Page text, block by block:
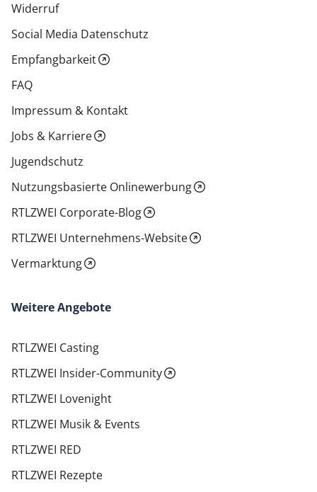
Widerruf
Social Media Datenschutz
Empfangbarkeit
FAQ
Impressum & Kontakt
Jobs & Karriere
Jugendschutz
Nutzungsbasierte Onlinewerbung
RTLZWEI Corporate-Blog
RTLZWEI Unternehmens-Website
Vermarktung
Weitere Angebote
RTLZWEI Casting
RTLZWEI Insider-Community
RTLZWEI Lovenight
RTLZWEI Musik & Events
RTLZWEI RED
RTLZWEI Rezepte